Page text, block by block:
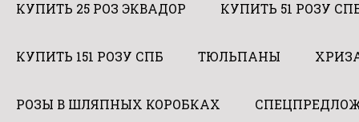
КУПИТЬ 25 РОЗ ЭКВАДОР КУПИТЬ 51 РОЗУ
КУПИТЬ 151 РОЗУ СПБ ТЮЛЬПАНЫ
РОЗЫ В ШЛЯПНЫХ КОРОБКАХ